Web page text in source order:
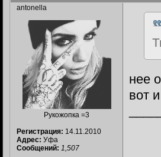
antonella
Рукожопка =3
Регистрация: 14.11.2010
Адрес: Уфа
Сообщений: 1,507
нее
вот